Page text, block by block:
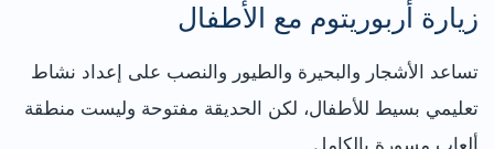
زيارة أربوريتوم مع الأطفال
تساعد الأشجار والبحيرة والطيور والنصب على إعداد نشاط
تعليمي بسيط للأطفال، لكن الحديقة مفتوحة وليست منطقة